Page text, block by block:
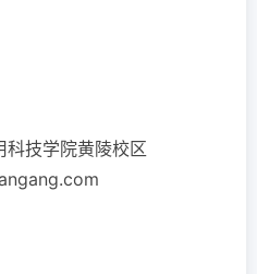
科技学院黄陵校区